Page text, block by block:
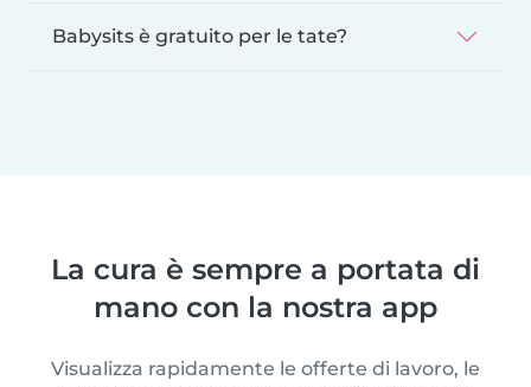
Babysits è gratuito per le tate?
La cura è sempre a portata di
mano con la nostra app
Visualizza rapidamente le offerte di lavoro, le